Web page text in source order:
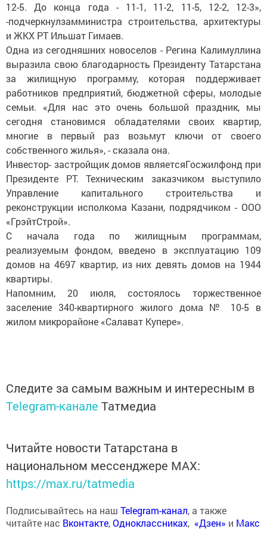
12-5. До конца года - 11-1, 11-2, 11-5, 12-2, 12-3»,
-подчеркнулзамминистра строительства, архитектуры
и ЖКХ РТ Ильшат Гимаев.
Одна из сегодняшних новоселов - Регина Калимуллина
выразила свою благодарность Президенту Татарстана
за жилищную программу, которая поддерживает
работников предприятий, бюджетной сферы, молодые
семьи. «Для нас это очень большой праздник, мы
сегодня становимся обладателями своих квартир,
многие в первый раз возьмут ключи от своего
собственного жилья», - сказала она.
Инвестор- застройщик домов являетсяГосжилфонд при
Президенте РТ. Техническим заказчиком выступило
Управление капитального строительства и
реконструкции исполкома Казани, подрядчиком - ООО
«ГрэйтСтрой».
С начала года по жилищным программам,
реализуемым фондом, введено в эксплуатацию 109
домов на 4697 квартир, из них девять домов на 1944
квартиры.
Напомним, 20 июля, состоялось торжественное
заселение 340-квартирного жилого дома № 10-5 в
жилом микрорайоне «Салават Купере».
Следите за самым важным и интересным в
Telegram-канале Татмедиа
Читайте новости Татарстана в
национальном мессенджере MАХ:
https://max.ru/tatmedia
Подписывайтесь на наш Telegram-канал, а также
читайте нас Вконтакте,Одноклассниках, «Дзен» и Макс